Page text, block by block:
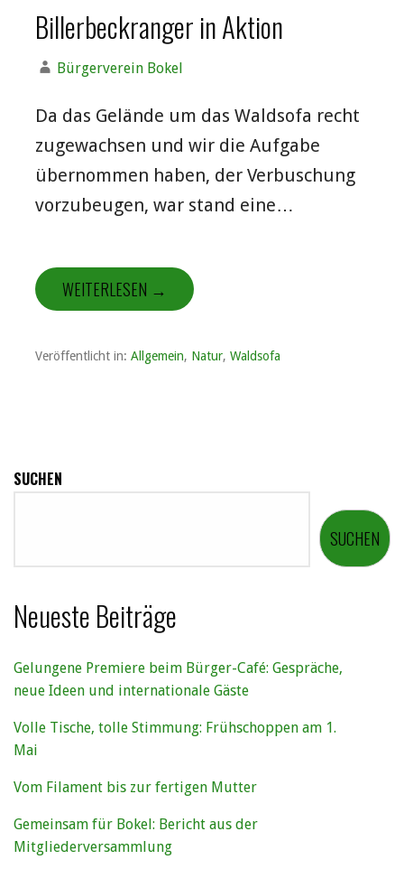
Billerbeckranger in Aktion
Bürgerverein Bokel
Da das Gelände um das Waldsofa recht
zugewachsen und wir die Aufgabe
übernommen haben, der Verbuschung
vorzubeugen, war stand eine…
WEITERLESEN →
Veröffentlicht in: Allgemein, Natur, Waldsofa
SUCHEN
SUCHEN
Neueste Beiträge
Gelungene Premiere beim Bürger-Café: Gespräche,
neue Ideen und internationale Gäste
Volle Tische, tolle Stimmung: Frühschoppen am 1.
Mai
Vom Filament bis zur fertigen Mutter
Gemeinsam für Bokel: Bericht aus der
Mitgliederversammlung